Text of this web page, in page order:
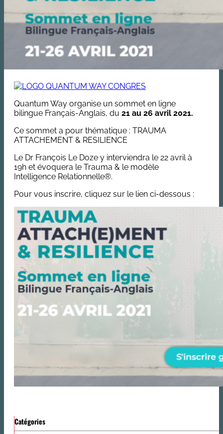
Quantum Way organise un sommet en ligne
bilingue Français-Anglais, du 21 au 26 avril 2021.
Ce sommet a pour thématique : TRAUMA
ATTACHEMENT & RESILIENCE
Le Dr François Le Doze y interviendra le 22 avril à
19h et évoquera le Trauma & le modèle
Intelligence Relationnelle®.
Pour vous inscrire, cliquez sur le lien ci-dessous :
Catégories